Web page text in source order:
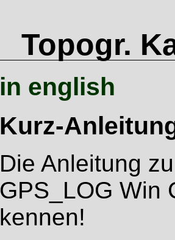
Topogr.
in english
Kurz-
Die Anleitung
GPS_LOG Win
kennen!